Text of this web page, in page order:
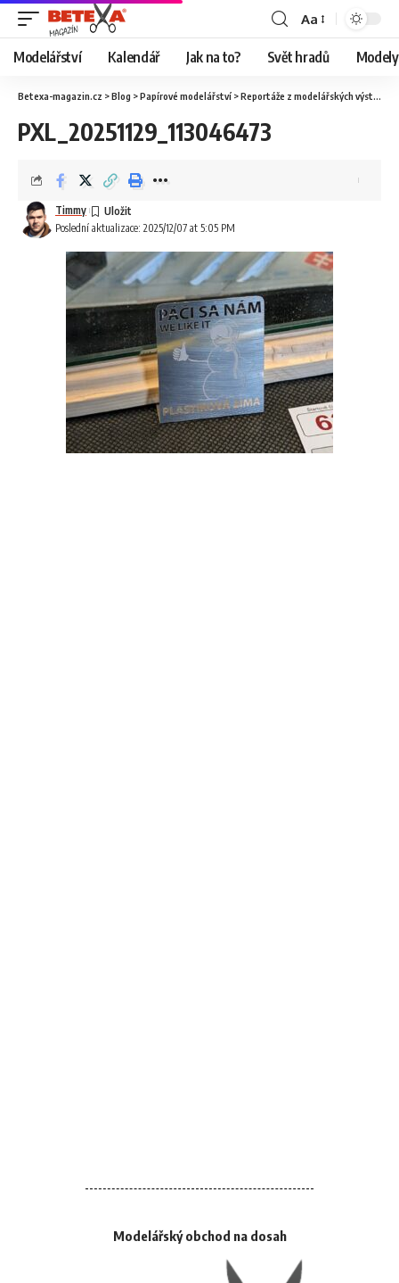
Aa
Modelářství Kalendář Jak na to? Svět hradů
Betexa-magazin.cz >Blog >Papírové modelářství >Reportáže z modelářských výstav
PXL_20251129_113046473
Poslední aktualizace: 2025/12/07 at 5:05 PM
Timmy
Modelářský obchod na dosah